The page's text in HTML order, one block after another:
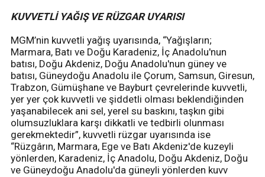
KUVVETLİ YAĞIŞ VE RÜZGAR UYARISI
MGM’nin kuvvetli yağış uyarısında, “Yağışların;
Marmara, Batı ve Doğu Karadeniz, İç Anadolu'nun
batısı, Doğu Akdeniz, Doğu Anadolu'nun güney ve
batısı, Güneydoğu Anadolu ile Çorum, Samsun, Giresun,
Trabzon, Gümüşhane ve Bayburt çevrelerinde kuvvetli,
yer yer çok kuvvetli ve şiddetli olması beklendiğinden
yaşanabilecek ani sel, yerel su baskını, taşkın gibi
olumsuzluklara karşı dikkatli ve tedbirli olunması
gerekmektedir”, kuvvetli rüzgar uyarısında ise
“Rüzgârın, Marmara, Ege ve Batı Akdeniz'de kuzeyli
yönlerden, Karadeniz, İç Anadolu, Doğu Akdeniz, Doğu
ve Güneydoğu Anadolu'da güneyli yönlerden kuvv